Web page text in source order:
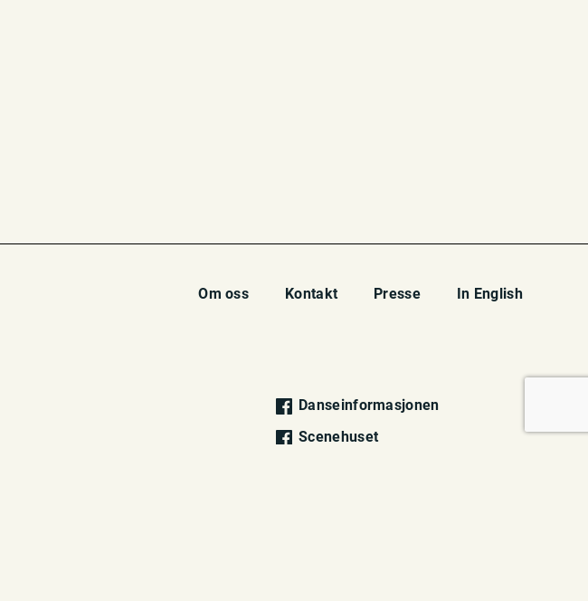
Om oss Kontakt Presse In English
Danseinformasjonen
Scenehuset